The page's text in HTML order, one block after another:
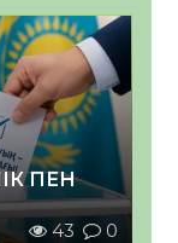
ПЕН
43 0